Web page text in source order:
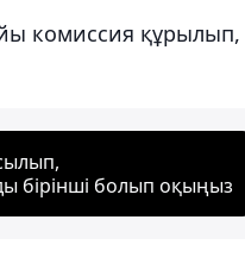
комиссия құрылып,
бірінші болып оқыңыз